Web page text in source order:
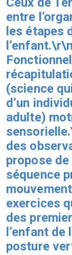
entre
les étapes
(science
d’un
adulte)
des
propose
séquence
exercices
des
l’enfant
posture